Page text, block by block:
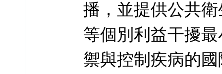
播，並提供公共
等個別利益干擾
禦與控制疾病的